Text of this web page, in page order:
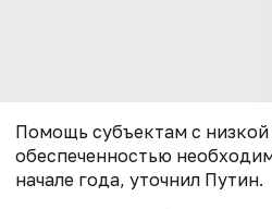
Помощь субъектам с
обеспеченностью
начале года, уточнил Путин.